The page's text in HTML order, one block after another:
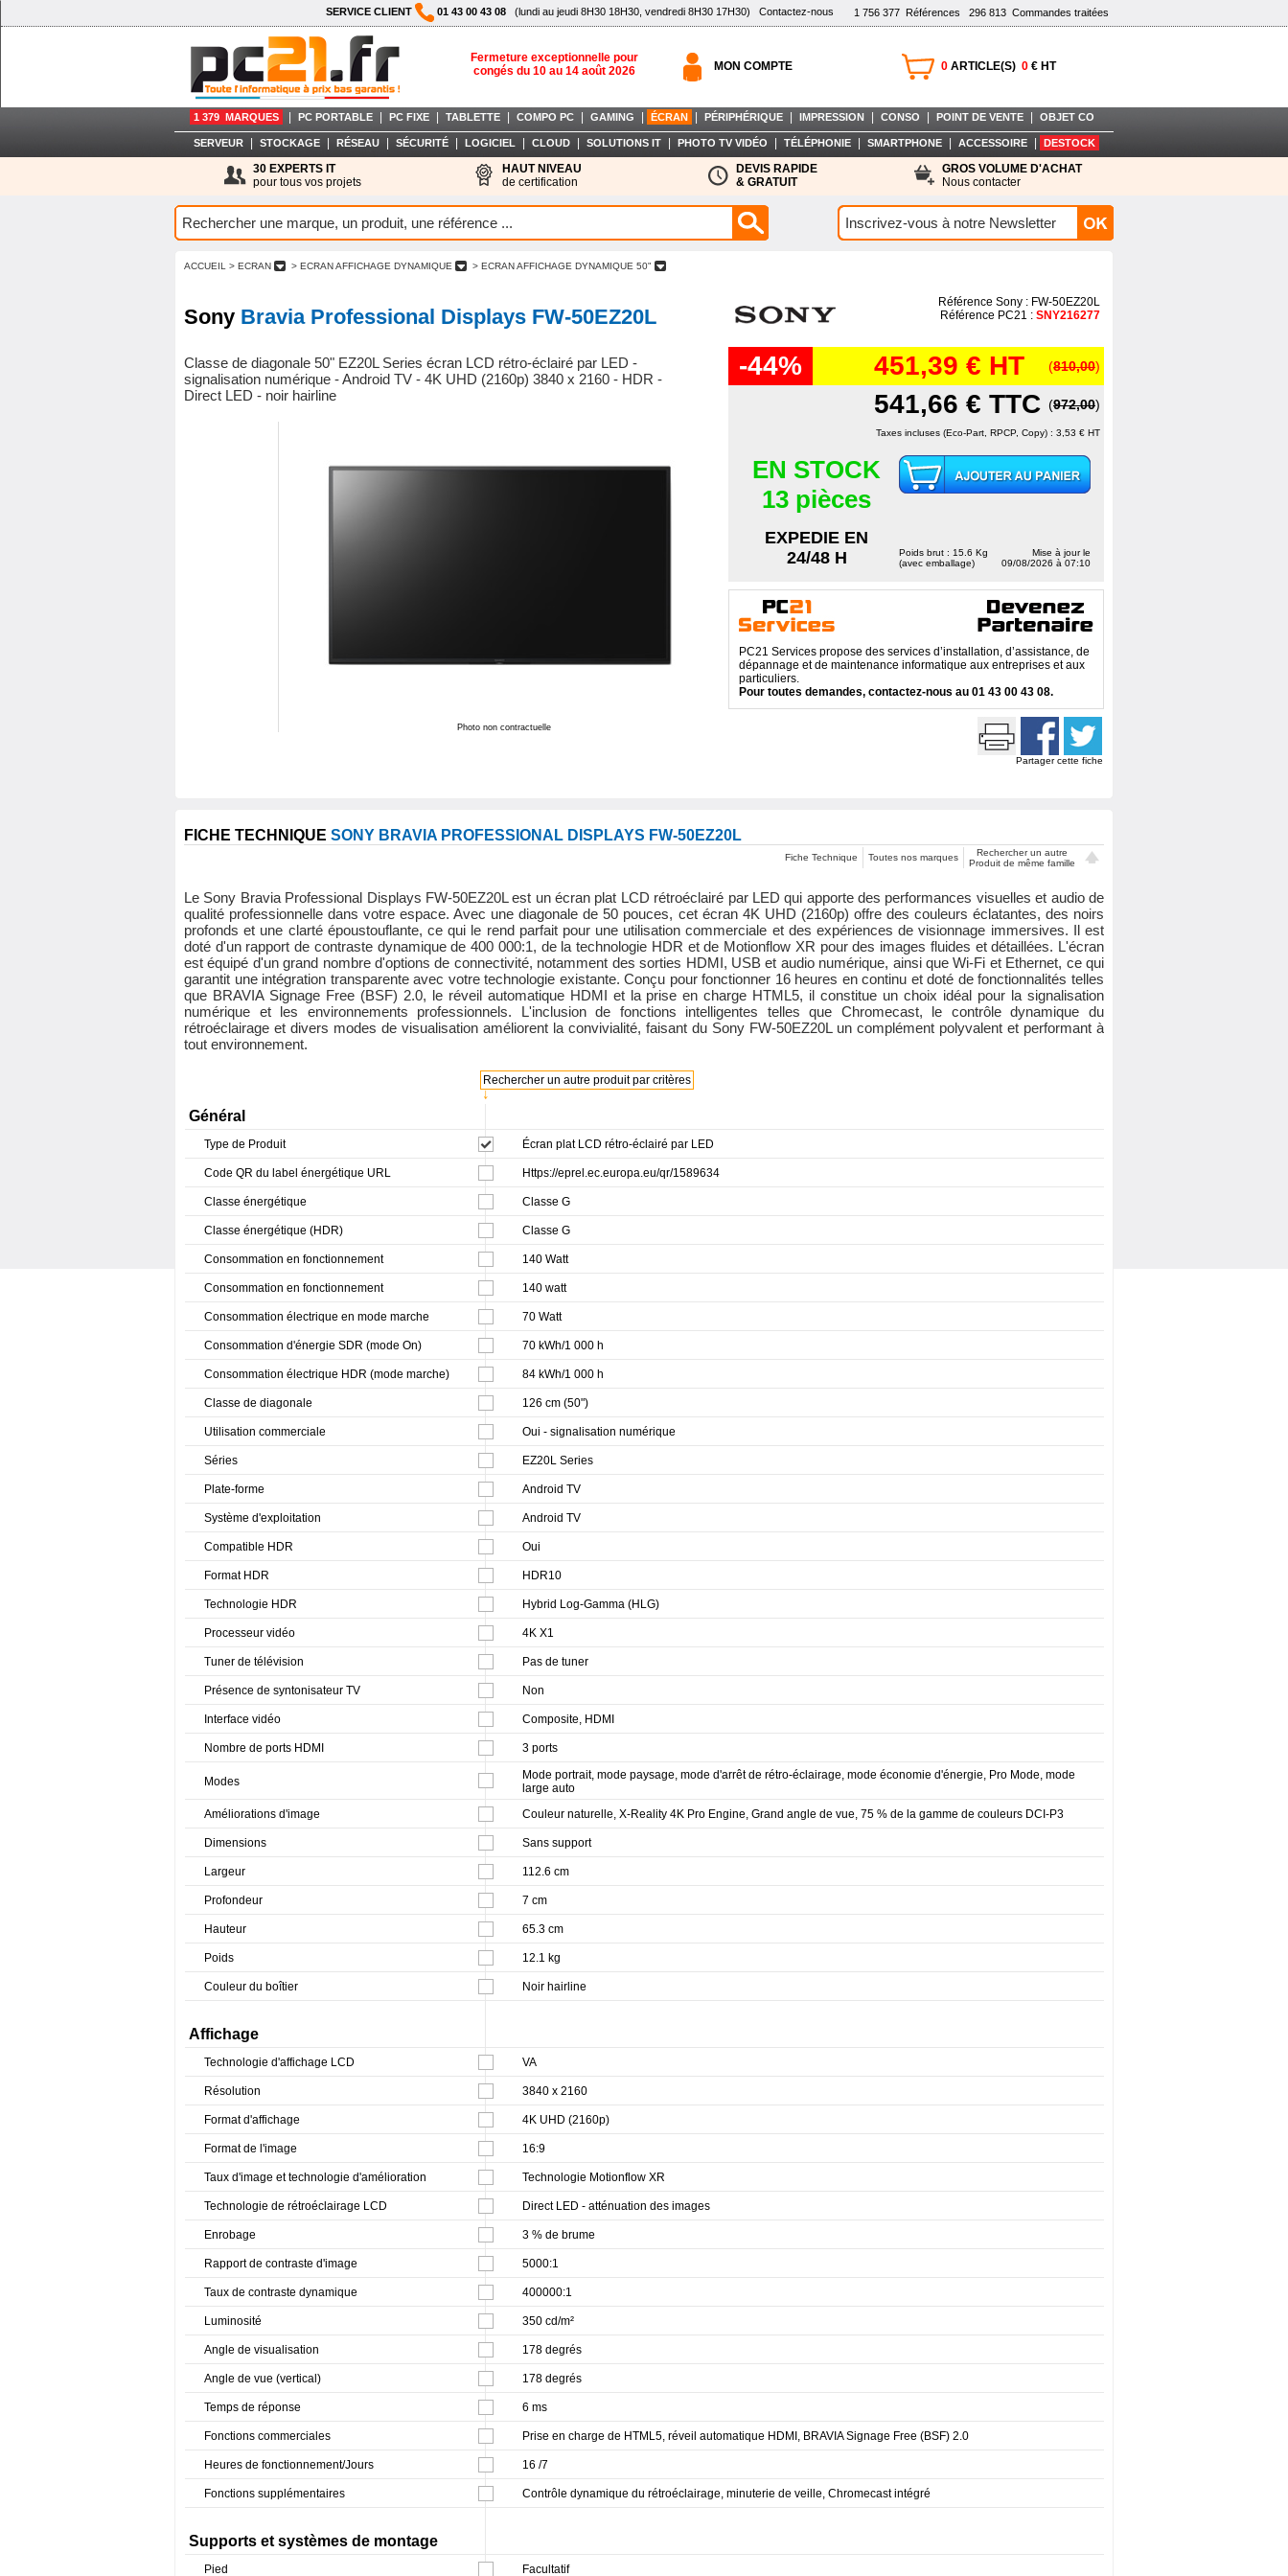
1 756 377 Références 296 813 Commandes traitées
SERVICE CLIENT 01 43 00 43 08 (lundi au jeudi 8H30 18H30, vendredi 8H30 17H30) Contactez-nous
Fermeture exceptionnelle pour
congés du 10 au 14 août 2026
0 ARTICLE(S) 0 € HT
MON COMPTE
1 379 MARQUES PC PORTABLE PC FIXE TABLETTE COMPO PC GAMING ÉCRAN PÉRIPHÉRIQUE IMPRESSION CONSO POINT DE VENTE OBJET CO
SERVEUR STOCKAGE RÉSEAU SÉCURITÉ LOGICIEL CLOUD SOLUTIONS IT PHOTO TV VIDÉO TÉLÉPHONIE SMARTPHONE ACCESSOIRE DESTOCK
30 EXPERTS IT
pour tous vos projets
HAUT NIVEAU
de certification
DEVIS RAPIDE
& GRATUIT
GROS VOLUME D'ACHAT
Nous contacter
ACCUEIL > ECRAN > ECRAN AFFICHAGE DYNAMIQUE > ECRAN AFFICHAGE DYNAMIQUE 50"
Sony Bravia Professional Displays FW-50EZ20L
Classe de diagonale 50" EZ20L Series écran LCD rétro-éclairé par LED -
signalisation numérique - Android TV - 4K UHD (2160p) 3840 x 2160 - HDR -
Direct LED - noir hairline
Photo non contractuelle
Référence Sony : FW-50EZ20L
Référence PC21 : SNY216277
-44% 451,39 € HT (810,00)
541,66 € TTC (972,00)
Taxes incluses (Eco-Part, RPCP, Copy) : 3,53 € HT
EN STOCK
13 pièces
EXPEDIE EN
24/48 H
Poids brut : 15.6 Kg
(avec emballage)
Mise à jour le
09/08/2026 à 07:10
PC21 Services propose des services d’installation, d’assistance, de
dépannage et de maintenance informatique aux entreprises et aux
particuliers.
Pour toutes demandes, contactez-nous au 01 43 00 43 08.
Partager cette fiche
FICHE TECHNIQUE SONY BRAVIA PROFESSIONAL DISPLAYS FW-50EZ20L
Fiche Technique Toutes nos marques
Rechercher un autre
Produit de même famille
Le Sony Bravia Professional Displays FW-50EZ20L est un écran plat LCD rétroéclairé par LED qui apporte des performances visuelles et audio de
qualité professionnelle dans votre espace. Avec une diagonale de 50 pouces, cet écran 4K UHD (2160p) offre des couleurs éclatantes, des noirs
profonds et une clarté époustouflante, ce qui le rend parfait pour une utilisation commerciale et des expériences de visionnage immersives. Il est
doté d'un rapport de contraste dynamique de 400 000:1, de la technologie HDR et de Motionflow XR pour des images fluides et détaillées. L'écran
est équipé d'un grand nombre d'options de connectivité, notamment des sorties HDMI, USB et audio numérique, ainsi que Wi-Fi et Ethernet, ce qui
garantit une intégration transparente avec votre technologie existante. Conçu pour fonctionner 16 heures en continu et doté de fonctionnalités telles
que BRAVIA Signage Free (BSF) 2.0, le réveil automatique HDMI et la prise en charge HTML5, il constitue un choix idéal pour la signalisation
numérique et les environnements professionnels. L'inclusion de fonctions intelligentes telles que Chromecast, le contrôle dynamique du
rétroéclairage et divers modes de visualisation améliorent la convivialité, faisant du Sony FW-50EZ20L un complément polyvalent et performant à
tout environnement.
↓
Rechercher un autre produit par critères
Général
Type de Produit Écran plat LCD rétro-éclairé par LED
Code QR du label énergétique URL Https://eprel.ec.europa.eu/qr/1589634
Classe énergétique Classe G
Classe énergétique (HDR) Classe G
Consommation en fonctionnement 140 Watt
Consommation en fonctionnement 140 watt
Consommation électrique en mode marche 70 Watt
Consommation d'énergie SDR (mode On) 70 kWh/1 000 h
Consommation électrique HDR (mode marche) 84 kWh/1 000 h
Classe de diagonale 126 cm (50")
Utilisation commerciale Oui - signalisation numérique
Séries EZ20L Series
Plate-forme Android TV
Système d'exploitation Android TV
Compatible HDR Oui
Format HDR HDR10
Technologie HDR Hybrid Log-Gamma (HLG)
Processeur vidéo 4K X1
Tuner de télévision Pas de tuner
Présence de syntonisateur TV Non
Interface vidéo Composite, HDMI
Nombre de ports HDMI 3 ports
Modes
Mode portrait, mode paysage, mode d'arrêt de rétro-éclairage, mode économie d'énergie, Pro Mode, mode
large auto
Améliorations d'image
Couleur naturelle, X-Reality 4K Pro Engine, Grand angle de vue, 75 % de la gamme de couleurs DCI-P3
Dimensions Sans support
Largeur 112.6 cm
Profondeur 7 cm
Hauteur 65.3 cm
Poids 12.1 kg
Couleur du boîtier Noir hairline
Affichage
Technologie d'affichage LCD VA
Résolution 3840 x 2160
Format d'affichage 4K UHD (2160p)
Format de l'image 16:9
Taux d'image et technologie d'amélioration Technologie Motionflow XR
Technologie de rétroéclairage LCD Direct LED - atténuation des images
Enrobage 3 % de brume
Rapport de contraste d'image 5000:1
Taux de contraste dynamique 400000:1
Luminosité 350 cd/m²
Angle de visualisation 178 degrés
Angle de vue (vertical) 178 degrés
Temps de réponse 6 ms
Fonctions commerciales Prise en charge de HTML5, réveil automatique HDMI, BRAVIA Signage Free (BSF) 2.0
Heures de fonctionnement/Jours 16 /7
Fonctions supplémentaires Contrôle dynamique du rétroéclairage, minuterie de veille, Chromecast intégré
Supports et systèmes de montage
Pied Facultatif